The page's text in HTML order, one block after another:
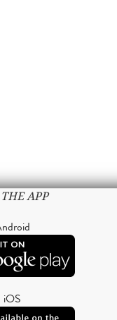
APP
iOS